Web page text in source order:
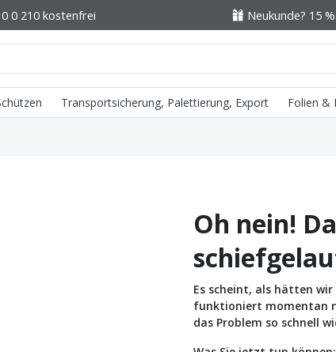
0 210 kostenfrei Neukunde? 15
Transportsicherung, Palettierung, Export Folien &
Oh nein!
Es scheint, als hätten wir
funktioniert momentan
das Problem so schnell